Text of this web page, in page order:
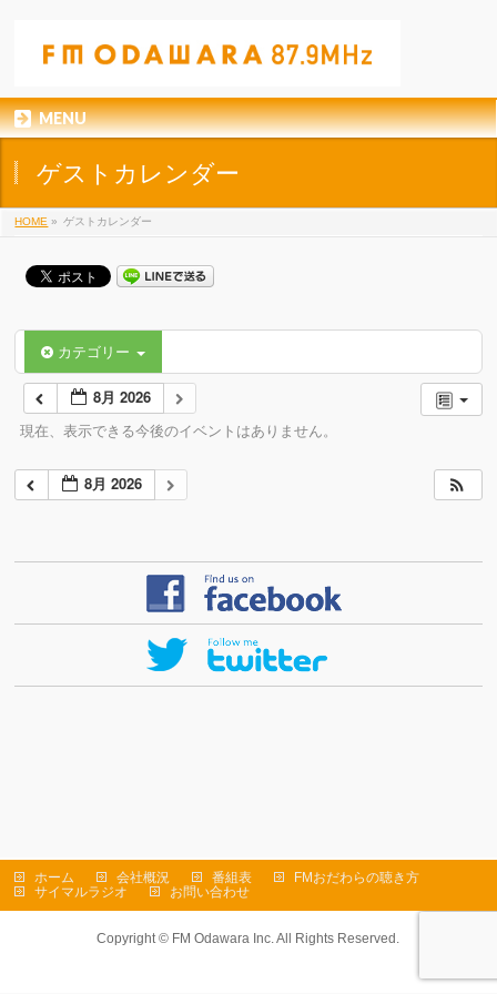
MENU
ゲストカレンダー
HOME » ゲストカレンダー
カテゴリー
8月 2026
現在、表示できる今後のイベントはありません。
8月 2026
ホーム 会社概況 番組表
FMおだわらの聴き方
サイマルラジオ
お問い合わせ
Copyright © FM Odawara Inc.All Rights Reserved.